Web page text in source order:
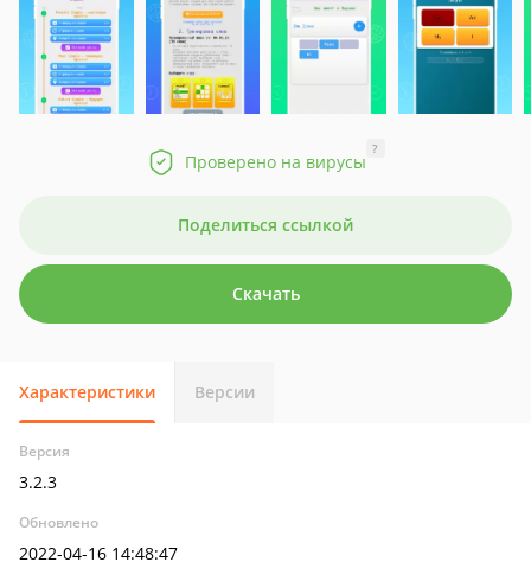
Проверено на вирусы
?
Поделиться ссылкой
Скачать
Характеристики Версии
Версия
3.2.3
Обновлено
2022-04-16 14:48:47